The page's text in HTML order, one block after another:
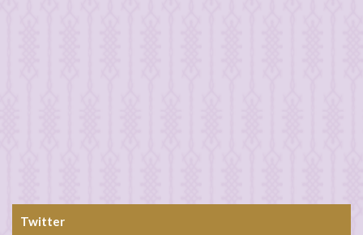
Twitter